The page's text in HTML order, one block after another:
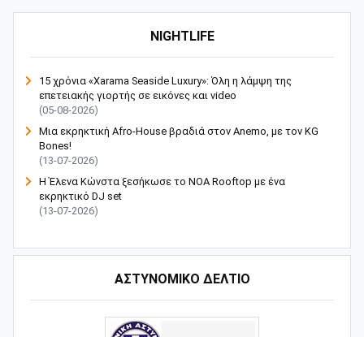
NIGHTLIFE
15 χρόνια «Xarama Seaside Luxury»: Όλη η λάμψη της
επετειακής γιορτής σε εικόνες και video
(05-08-2026)
Μια εκρηκτική Afro-House βραδιά στον Anemo, με τον KG
Bones!
(13-07-2026)
Η Έλενα Κώνστα ξεσήκωσε το NOA Rooftop με ένα
εκρηκτικό DJ set
(13-07-2026)
ΑΣΤΥΝΟΜΙΚΟ ΔΕΛΤΙΟ